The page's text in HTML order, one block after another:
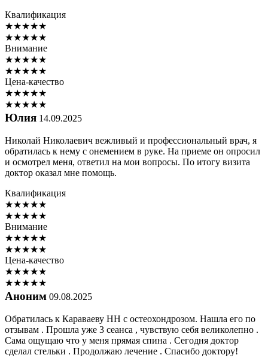
Квалификация
★★★★★
★★★★★
Внимание
★★★★★
★★★★★
Цена-качество
★★★★★
★★★★★
Юлия 14.09.2025
Николай Николаевич вежливый и профессиональный врач, я
обратилась к нему с онемением в руке. На приеме он опросил
и осмотрел меня, ответил на мои вопросы. По итогу визита
доктор оказал мне помощь.
Квалификация
★★★★★
★★★★★
Внимание
★★★★★
★★★★★
Цена-качество
★★★★★
★★★★★
Аноним 09.08.2025
Обратилась к Караваеву НН с остеохондрозом. Нашла его по
отзывам . Прошла уже 3 сеанса , чувствую себя великолепно .
Сама ощущаю что у меня прямая спина . Сегодня доктор
сделал стельки . Продолжаю лечение . Спасибо доктору!